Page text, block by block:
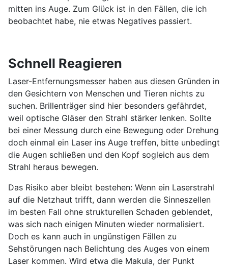
mitten ins Auge. Zum Glück ist in den Fällen, die ich
beobachtet habe, nie etwas Negatives passiert.
Schnell Reagieren
Laser-Entfernungsmesser haben aus diesen Gründen in
den Gesichtern von Menschen und Tieren nichts zu
suchen. Brillenträger sind hier besonders gefährdet,
weil optische Gläser den Strahl stärker lenken. Sollte
bei einer Messung durch eine Bewegung oder Drehung
doch einmal ein Laser ins Auge treffen, bitte unbedingt
die Augen schließen und den Kopf sogleich aus dem
Strahl heraus bewegen.
Das Risiko aber bleibt bestehen: Wenn ein Laserstrahl
auf die Netzhaut trifft, dann werden die Sinneszellen
im besten Fall ohne strukturellen Schaden geblendet,
was sich nach einigen Minuten wieder normalisiert.
Doch es kann auch in ungünstigen Fällen zu
Sehstörungen nach Belichtung des Auges von einem
Laser kommen. Wird etwa die Makula, der Punkt